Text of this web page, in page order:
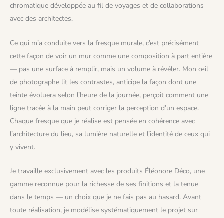
chromatique développée au fil de voyages et de collaborations
avec des architectes.
Ce qui m’a conduite vers la fresque murale, c’est précisément
cette façon de voir un mur comme une composition à part entière
— pas une surface à remplir, mais un volume à révéler. Mon œil
de photographe lit les contrastes, anticipe la façon dont une
teinte évoluera selon l’heure de la journée, perçoit comment une
ligne tracée à la main peut corriger la perception d’un espace.
Chaque fresque que je réalise est pensée en cohérence avec
l’architecture du lieu, sa lumière naturelle et l’identité de ceux qui
y vivent.
Je travaille exclusivement avec les produits Éléonore Déco, une
gamme reconnue pour la richesse de ses finitions et la tenue
dans le temps — un choix que je ne fais pas au hasard. Avant
toute réalisation, je modélise systématiquement le projet sur